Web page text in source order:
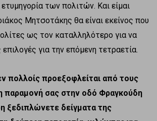
των πολιτών. Και είμαι
Μητσοτάκης θα είναι εκείνος που
ως τον καταλληλότερο για να
για την επόμενη τετραετία.
πολλοίς προεξοφλείται από τους
παραμονή σας στην οδό Φραγκούδη
ξεδιπλώνετε δείγματα της